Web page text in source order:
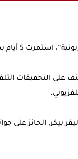
ات من 7 دول عربية.
التحقيقات
بيكر، الحائز على